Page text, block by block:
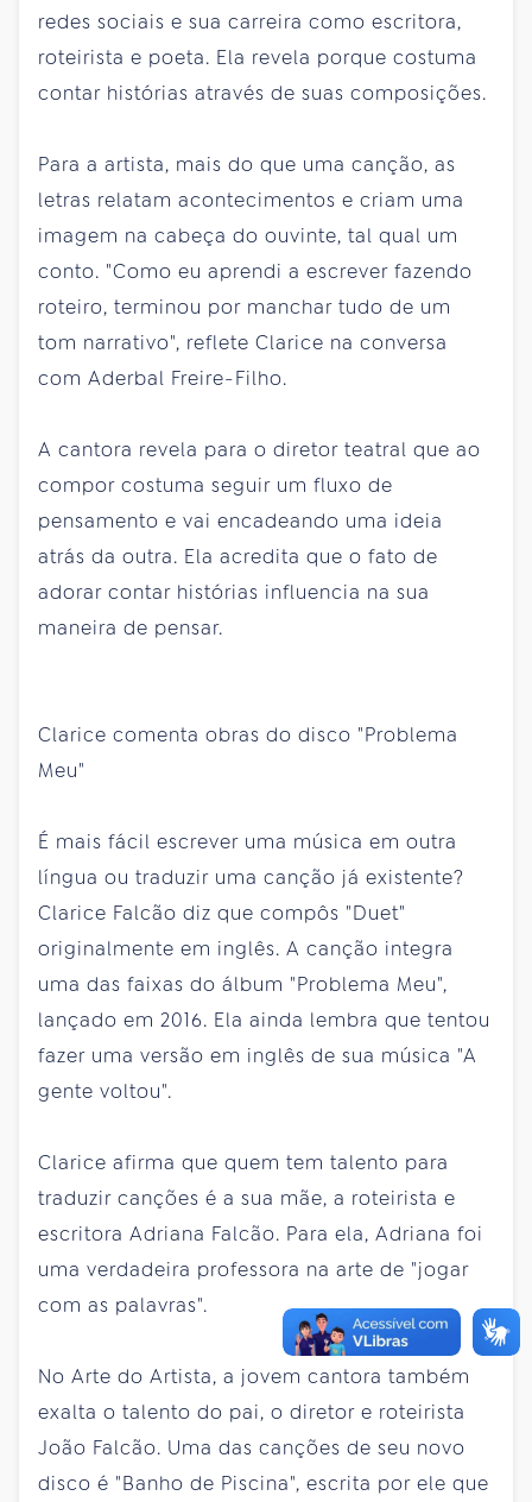
redes sociais e sua carreira como escritora,
roteirista e poeta. Ela revela porque costuma
contar histórias através de suas composições.
Para a artista, mais do que uma canção, as
letras relatam acontecimentos e criam uma
imagem na cabeça do ouvinte, tal qual um
conto. "Como eu aprendi a escrever fazendo
roteiro, terminou por manchar tudo de um
tom narrativo", reflete Clarice na conversa
com Aderbal Freire-Filho.
A cantora revela para o diretor teatral que ao
compor costuma seguir um fluxo de
pensamento e vai encadeando uma ideia
atrás da outra. Ela acredita que o fato de
adorar contar histórias influencia na sua
maneira de pensar.
Clarice comenta obras do disco "Problema
Meu"
É mais fácil escrever uma música em outra
língua ou traduzir uma canção já existente?
Clarice Falcão diz que compôs "Duet"
originalmente em inglês. A canção integra
uma das faixas do álbum "Problema Meu",
lançado em 2016. Ela ainda lembra que tentou
fazer uma versão em inglês de sua música "A
gente voltou".
Clarice afirma que quem tem talento para
traduzir canções é a sua mãe, a roteirista e
escritora Adriana Falcão. Para ela, Adriana foi
uma verdadeira professora na arte de "jogar
com as palavras".
No Arte do Artista, a jovem cantora também
exalta o talento do pai, o diretor e roteirista
João Falcão. Uma das canções de seu novo
disco é "Banho de Piscina", escrita por ele que